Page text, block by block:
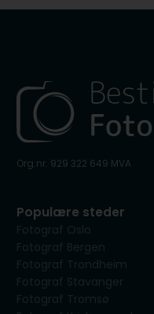
Org.nr. 929 322 649 MVA
Populære steder
Fotograf Oslo
Fotograf Bergen
Fotograf Trondheim
Fotograf Stavanger
Fotograf Tromsø